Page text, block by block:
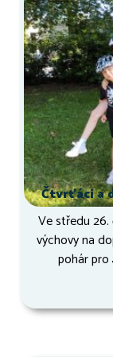
Čtvrťáci a
Ve středu
výchovy na
pohár pro